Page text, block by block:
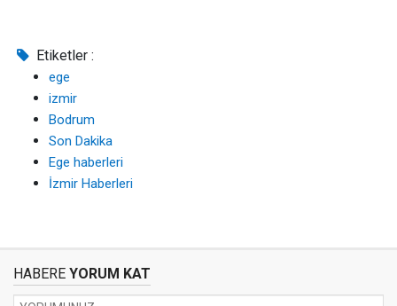
Etiketler :
ege
izmir
Bodrum
Son Dakika
Ege haberleri
İzmir Haberleri
HABERE YORUM KAT